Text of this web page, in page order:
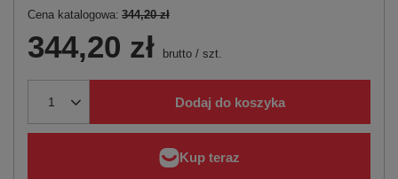
Cena katalogowa: 344,20 zł
344,20 zł brutto / szt.
Dodaj do koszyka